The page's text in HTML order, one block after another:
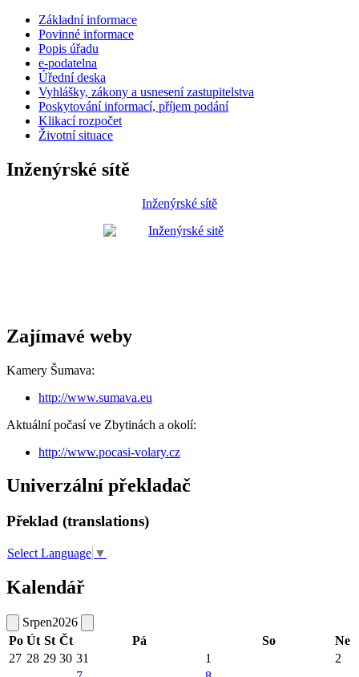
Základní informace
Povinné informace
Popis úřadu
e-podatelna
Úřední deska
Vyhlášky, zákony a usnesení zastupitelstva
Poskytování informací, příjem podání
Klikací rozpočet
Životní situace
Inženýrské sítě
Inženýrské sítě
Zajímavé weby
Kamery Šumava:
http://www.sumava.eu
Aktuální počasí ve Zbytinách a okolí:
http://www.pocasi-volary.cz
Univerzální překladač
Překlad (translations)
Select Language ▼
Kalendář
Srpen2026
Po Út St Čt Pá So
Ne
27 28 29 30 31 1 2